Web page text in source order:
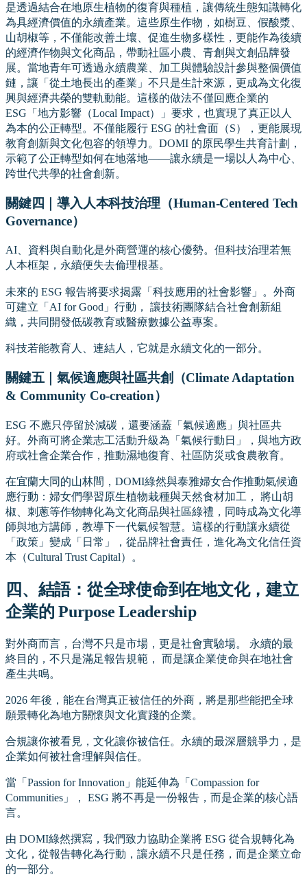
是透過結合在地原生植物的復育與種植，讓傳統生態知識轉化
為具經濟價值的永續產業。這些原生作物，如樹豆、假酸漿、
山胡椒等，不僅能改善土壤、促進生物多樣性，更能作為後續
的經濟作物與文化商品，帶動社區小農、青創與文創品牌發
展。當地青年可透過永續農業、加工與體驗設計參與整個價值
鏈，讓「從土地長出的產業」不只是生計來源，更成為文化復
興與經濟共榮的雙軌動能。這樣的做法不僅回應企業的
ESG「地方影響（Local Impact）」要求，也實現了真正以人
為本的公正轉型。不僅能履行 ESG 的社會面（S），更能展現
教育創新與文化包容的領導力。DOMI 的原民學生共育計劃，
示範了公正轉型如何在地落地——讓永續是一場以人為中心、
跨世代共學的社會創新。
關鍵四｜導入人本科技治理（Human-Centered Tech
Governance）
AI、資料與自動化是外商營運的核心優勢。但科技治理若無
人本框架，永續便失去倫理根基。
未來的 ESG 報告將要求揭露「科技應用的社會影響」。外商
可建立「AI for Good」行動， 讓技術團隊結合社會創新組
織，共同開發低碳教育或醫療數據公益專案。
科技若能教育人、連結人，它就是永續文化的一部分。
關鍵五｜氣候適應與社區共創（Climate Adaptation
& Community Co-creation）
ESG 不應只停留於減碳，還要涵蓋「氣候適應」與社區共
好。外商可將企業志工活動升級為「氣候行動日」，與地方政
府或社會企業合作，推動濕地復育、社區防災或食農教育。
在宜蘭大同的山林間，DOMI綠然與泰雅婦女合作推動氣候適
應行動：婦女們學習原生植物栽種與天然食材加工， 將山胡
椒、刺蔥等作物轉化為文化商品與社區綠禮，同時成為文化導
師與地方講師，教導下一代氣候智慧。這樣的行動讓永續從
「政策」變成「日常」，從品牌社會責任，進化為文化信任資
本（Cultural Trust Capital）。
四、結語：從全球使命到在地文化，建立
企業的 Purpose Leadership
對外商而言，台灣不只是市場，更是社會實驗場。 永續的最
終目的，不只是滿足報告規範， 而是讓企業使命與在地社會
產生共鳴。
2026 年後，能在台灣真正被信任的外商，將是那些能把全球
願景轉化為地方關懷與文化實踐的企業。
合規讓你被看見，文化讓你被信任。永續的最深層競爭力，是
企業如何被社會理解與信任。
當「Passion for Innovation」能延伸為「Compassion for
Communities」， ESG 將不再是一份報告，而是企業的核心語
言。
由 DOMI綠然撰寫，我們致力協助企業將 ESG 從合規轉化為
文化，從報告轉化為行動，讓永續不只是任務，而是企業立命
的一部分。